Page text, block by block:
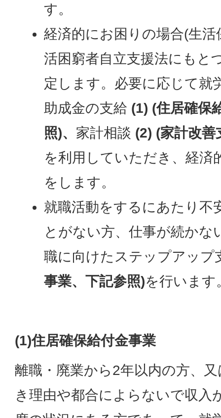
す。
経済的にお困りの場合(生
活困窮者自立支援法にもと
定します。必要に応じて就
助成金の支給 (1) (住居確保
照)、 家計相談 (2) (家計改善
を利用していただき、経済
をします。
就職活動をするにあたり不
とがない方、仕事が続かな
職に向けたステップアップ
事業、下記参照)を行います
(1)住居確保給付金事業
離職・廃業から2年以内の方、
き理由や都合によらないで収入